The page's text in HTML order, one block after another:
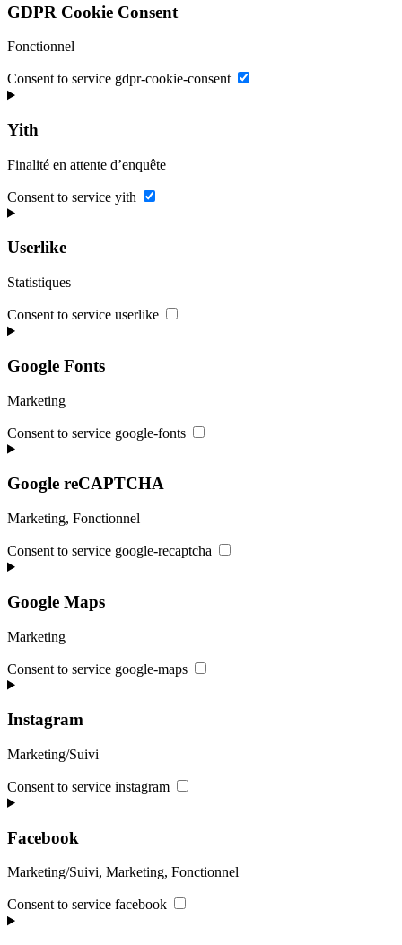
GDPR Cookie Consent
Fonctionnel
Consent to service gdpr-cookie-consent
Yith
Finalité en attente d’enquête
Consent to service yith
Userlike
Statistiques
Consent to service userlike
Google Fonts
Marketing
Consent to service google-fonts
Google reCAPTCHA
Marketing, Fonctionnel
Consent to service google-recaptcha
Google Maps
Marketing
Consent to service google-maps
Instagram
Marketing/Suivi
Consent to service instagram
Facebook
Marketing/Suivi, Marketing, Fonctionnel
Consent to service facebook